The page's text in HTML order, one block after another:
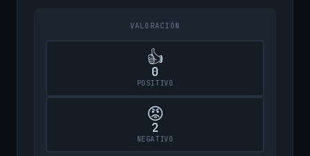
VALORACIÓN
👍
0
POSITIVO
😡
2
NEGATIVO